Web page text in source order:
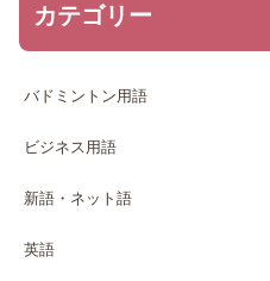
カテゴリー
バドミントン用語
ビジネス用語
新語・ネット語
英語